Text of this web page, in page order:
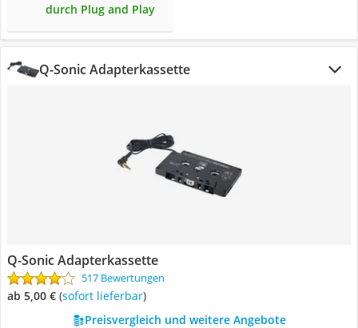
durch Plug and Play
Q-Sonic Adapterkassette
Q-Sonic Adapterkassette
517 Bewertungen
ab 5,00 € ( Sofort lieferbar)
Preisvergleich und weitere Angebote